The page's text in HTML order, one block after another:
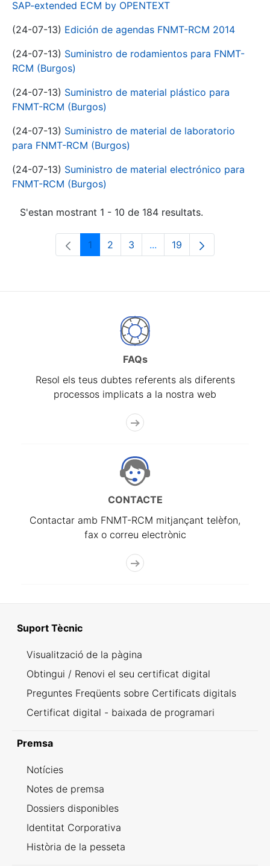
SAP-extended ECM by OPENTEXT
(24-07-13) Edición de agendas FNMT-RCM 2014
(24-07-13) Suministro de rodamientos para FNMT-
RCM (Burgos)
(24-07-13) Suministro de material plástico para
FNMT-RCM (Burgos)
(24-07-13) Suministro de material de laboratorio
para FNMT-RCM (Burgos)
(24-07-13) Suministro de material electrónico para
FNMT-RCM (Burgos)
S'estan mostrant 1 - 10 de 184 resultats.
Pàgina
1 Pàgina
2 Pàgina
3 ...Pàgines intermèdies
Pàgina
19
FAQs
Resol els teus dubtes referents als diferents
processos implicats a la nostra web
CONTACTE
Contactar amb FNMT-RCM mitjançant telèfon,
fax o correu electrònic
Suport Tècnic
Visualització de la pàgina
Obtingui / Renovi el seu certificat digital
Preguntes Freqüents sobre Certificats digitals
Certificat digital - baixada de programari
Premsa
Notícies
Notes de premsa
Dossiers disponibles
Identitat Corporativa
Història de la pesseta